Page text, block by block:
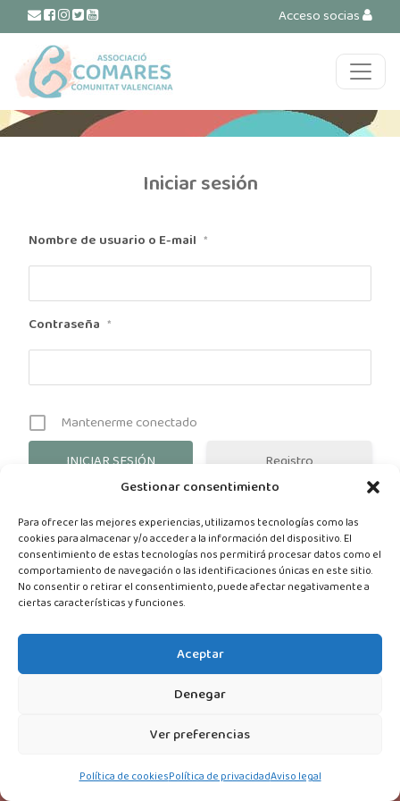
Gestionar consentimiento
Para ofrecer las mejores experiencias, utilizamos tecnologías como las
cookies para almacenar y/o acceder a la información del dispositivo. El
consentimiento de estas tecnologías nos permitirá procesar datos como el
comportamiento de navegación o las identificaciones únicas en este sitio.
No consentir o retirar el consentimiento, puede afectar negativamente a
ciertas características y funciones.
Aceptar
Denegar
Ver preferencias
Política de cookiesPolítica de privacidadAviso legal
Acceso socias
Navegación principal
Iniciar sesión
Nombre de usuario o E-mail *
Contraseña *
Mantenerme conectado
Registro
¿Has olvidado tu contraseña?
Associació Comares Comunitat Valenciana © 2021
AVISO LEGAL
POLÍTICA DE PRIVACIDAD